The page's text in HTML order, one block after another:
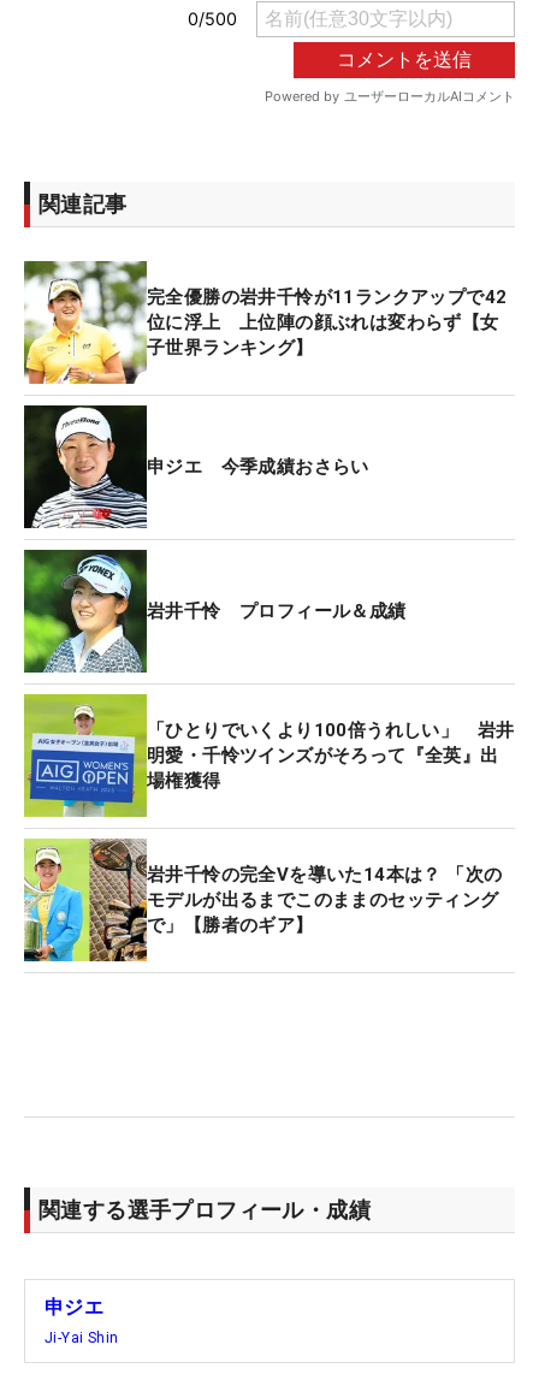
関連記事
完全優勝の岩井千怜が11ランクアップで42
位に浮上 上位陣の顔ぶれは変わらず【女
子世界ランキング】
申ジエ 今季成績おさらい
岩井千怜 プロフィール＆成績
「ひとりでいくより100倍うれしい」 岩井
明愛・千怜ツインズがそろって『全英』出
場権獲得
岩井千怜の完全Vを導いた14本は？ 「次の
モデルが出るまでこのままのセッティング
で」【勝者のギア】
関連する選手プロフィール・成績
申ジエ
Ji-Yai Shin